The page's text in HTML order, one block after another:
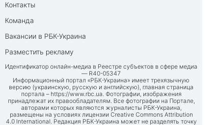
Контакты
Команда
Вакансии в РБК-Украина
Разместить рекламу
Идентификатор онлайн-медиа в Реестре субъектов в сфере медиа
— R40-05347
Информационный портал «РБК-Украина» имеет трехязычную
версию (украинскую, русскую и английскую), главная страница
портала – https://www.rbc.ua. Фотографии, изображения
принадлежат их правообладателям. Все фотографии на Портале,
авторами которых являются журналисты РБК-Украина,
размещены на условиях лицензии Creative Commons Attribution
4.0 International. Редакция РБК-Украина может не разделять точку